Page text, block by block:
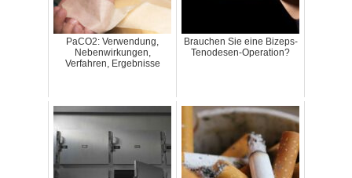
PaCO2: Verwendung,
Nebenwirkungen,
Verfahren, Ergebnisse
Brauchen Sie eine Bizeps-
Tenodesen-Operation?